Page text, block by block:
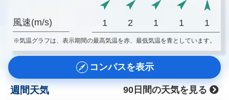
風速(m/s) 1 2 1 1 1
※気温グラフは、表示期間の最高気温を赤、最低気温を青としています。
コンパスを表示
週間天気
90日間の天気を見る